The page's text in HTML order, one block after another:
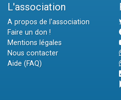
L'association
A propos de l'association
Faire un don !
Mentions légales
Nous contacter
Aide (FAQ)